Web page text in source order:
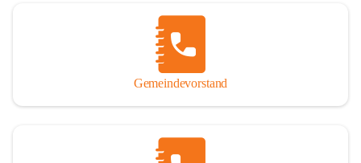
können. Darüber hinaus stehe ich Ihnen zu meinen
Sprechstunden, Montag von 16.00 bis 18.00 Uhr und
Donnerstag von 10.00 - 12.00 Uhr sowie nach telefonischer
Terminvereinbarung, jederzeit für persönliche Anfragen zur
Gemeindevorstand